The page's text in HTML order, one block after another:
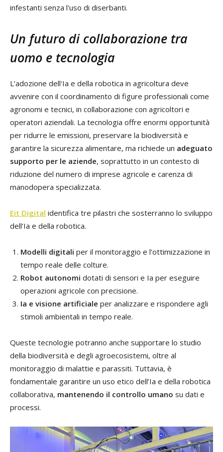
infestanti senza l'uso di diserbanti.
Un futuro di collaborazione tra
uomo e tecnologia
L’adozione dell'Ia e della robotica in agricoltura deve
avvenire con il coordinamento di figure professionali come
agronomi e tecnici, in collaborazione con agricoltori e
operatori aziendali. La tecnologia offre enormi opportunità
per ridurre le emissioni, preservare la biodiversità e
garantire la sicurezza alimentare, ma richiede un adeguato
supporto per le aziende, soprattutto in un contesto di
riduzione del numero di imprese agricole e carenza di
manodopera specializzata.
Eit Digital identifica tre pilastri che sosterranno lo sviluppo
dell’Ia e della robotica.
Modelli digitali per il monitoraggio e l’ottimizzazione in
tempo reale delle colture.
Robot autonomi dotati di sensori e Ia per eseguire
operazioni agricole con precisione.
Ia e visione artificiale per analizzare e rispondere agli
stimoli ambientali in tempo reale.
Queste tecnologie potranno anche supportare lo studio
della biodiversità e degli agroecosistemi, oltre al
monitoraggio di malattie e parassiti. Tuttavia, è
fondamentale garantire un uso etico dell’Ia e della robotica
collaborativa, mantenendo il controllo umano su dati e
processi.